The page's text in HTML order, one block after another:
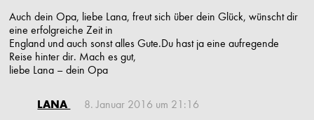
Auch dein Opa, liebe Lana, freut sich über dein Glück, wünscht dir
eine erfolgreiche Zeit in
England und auch sonst alles Gute.Du hast ja eine aufregende
Reise hinter dir. Mach es gut,
liebe Lana – dein Opa
LANA
8. Januar 2016 um 21:16